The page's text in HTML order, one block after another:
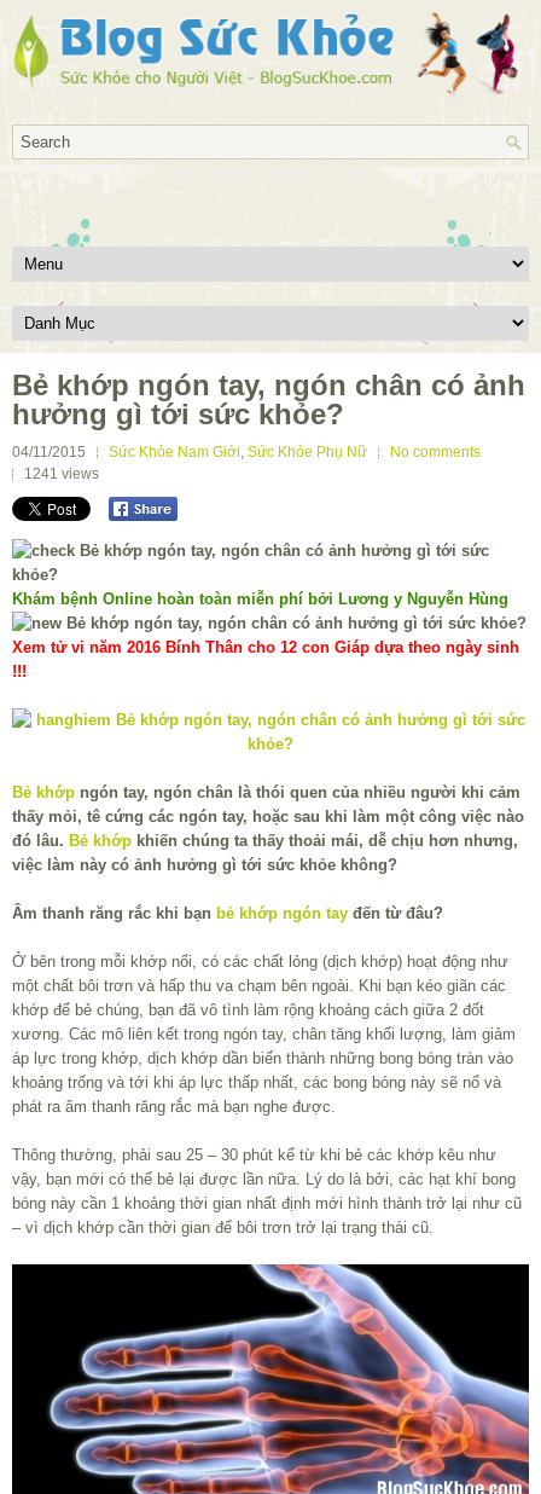
Bẻ khớp ngón tay, ngón chân có ảnh
hưởng gì tới sức khỏe?
04/11/2015 Sức Khỏe Nam Giới, Sức Khỏe Phụ Nữ
No comments
1241 views
Khám bệnh Online hoàn toàn miễn phí bởi Lương y Nguyễn Hùng
Xem tử vi năm 2016 Bính Thân cho 12 con Giáp dựa theo ngày sinh
!!!
Bẻ khớp ngón tay, ngón chân là thói quen của nhiều người khi cảm
thấy mỏi, tê cứng các ngón tay, hoặc sau khi làm một công việc nào
đó lâu. Bẻ khớp khiến chúng ta thấy thoải mái, dễ chịu hơn nhưng,
việc làm này có ảnh hưởng gì tới sức khỏe không?
Âm thanh răng rắc khi bạn bẻ khớp ngón tay đến từ đâu?
Ở bên trong mỗi khớp nối, có các chất lỏng (dịch khớp) hoạt động như
một chất bôi trơn và hấp thu va chạm bên ngoài. Khi bạn kéo giãn các
khớp để bẻ chúng, bạn đã vô tình làm rộng khoảng cách giữa 2 đốt
xương. Các mô liên kết trong ngón tay, chân tăng khối lượng, làm giảm
áp lực trong khớp, dịch khớp dần biến thành những bong bóng tràn vào
khoảng trống và tới khi áp lực thấp nhất, các bong bóng này sẽ nổ và
phát ra âm thanh răng rắc mà bạn nghe được.
Thông thường, phải sau 25 – 30 phút kể từ khi bẻ các khớp kêu như
vậy, bạn mới có thể bẻ lại được lần nữa. Lý do là bởi, các hạt khí bong
bóng này cần 1 khoảng thời gian nhất định mới hình thành trở lại như cũ
– vì dịch khớp cần thời gian để bôi trơn trở lại trạng thái cũ.